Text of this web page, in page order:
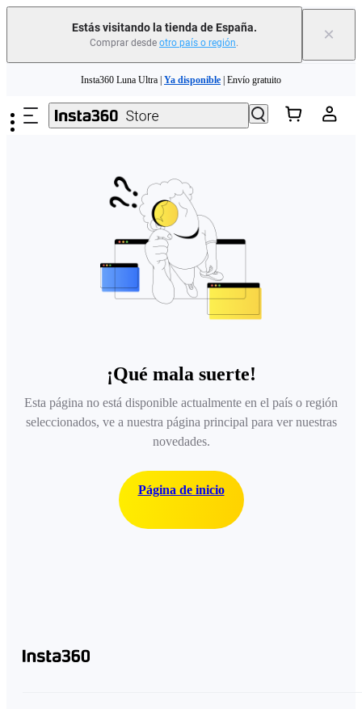
Estás visitando la tienda de España.
Comprar desde otro país o región. ×
Need shopping help? | Chat with our experts now!
Insta360 Luna Ultra | Ya disponible | Envío gratuito
¡Qué mala suerte!
Esta página no está disponible actualmente en el país o región
seleccionados, ve a nuestra página principal para ver nuestras
novedades.
Página de inicio